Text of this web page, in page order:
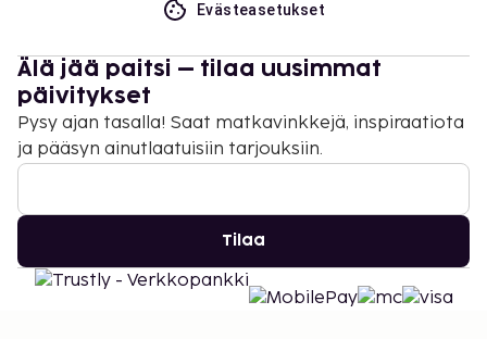
Evästeasetukset
Älä jää paitsi – tilaa uusimmat
päivitykset
Pysy ajan tasalla! Saat matkavinkkejä, inspiraatiota
ja pääsyn ainutlaatuisiin tarjouksiin.
Tilaa